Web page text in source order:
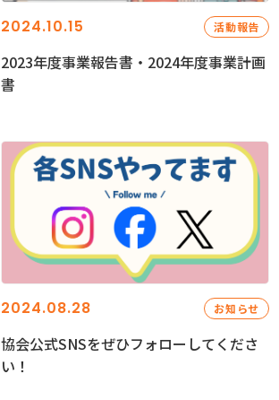
2024.10.15 活動報告
2023年度事業報告書・2024年度事業計画
書
2024.08.28 お知らせ
協会公式SNSをぜひフォローしてくださ
い！